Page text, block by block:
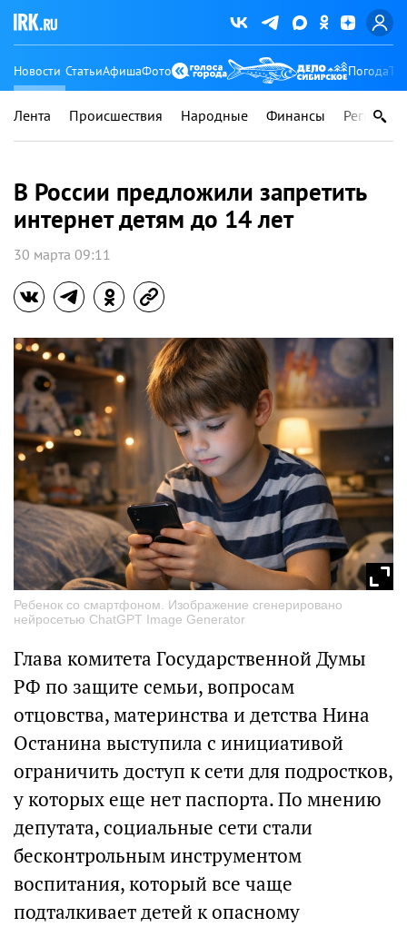
Новости СтатьиАфишаФото Погода
Лента Происшествия Народные Финансы Регионы
В России предложили запретить
интернет детям до 14 лет
30 марта 09:11
Ребенок со смартфоном. Изображение сгенерировано
нейросетью ChatGPT Image Generator
Глава комитета Государственной Думы
РФ по защите семьи, вопросам
отцовства, материнства и детства Нина
Останина выступила с инициативой
ограничить доступ к сети для подростков,
у которых еще нет паспорта. По мнению
депутата, социальные сети стали
бесконтрольным инструментом
воспитания, который все чаще
подталкивает детей к опасному